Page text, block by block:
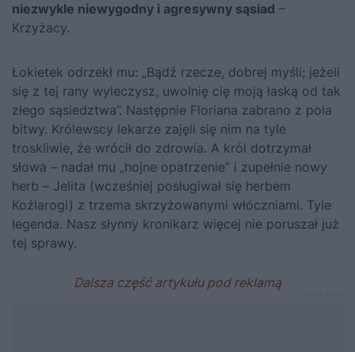
niezwykle niewygodny i agresywny sąsiad –
Krzyżacy.
Łokietek odrzekł mu: „Bądź rzecze, dobrej myśli; jeżeli
się z tej rany wyleczysz, uwolnię cię moją łaską od tak
złego sąsiedztwa”. Następnie Floriana zabrano z pola
bitwy. Królewscy lekarze zajęli się nim na tyle
troskliwie, że wrócił do zdrowia. A król dotrzymał
słowa – nadał mu „hojne opatrzenie” i zupełnie nowy
herb – Jelita (wcześniej posługiwał się herbem
Koźlarogi) z trzema skrzyżowanymi włóczniami. Tyle
legenda. Nasz słynny kronikarz więcej nie poruszał już
tej sprawy.